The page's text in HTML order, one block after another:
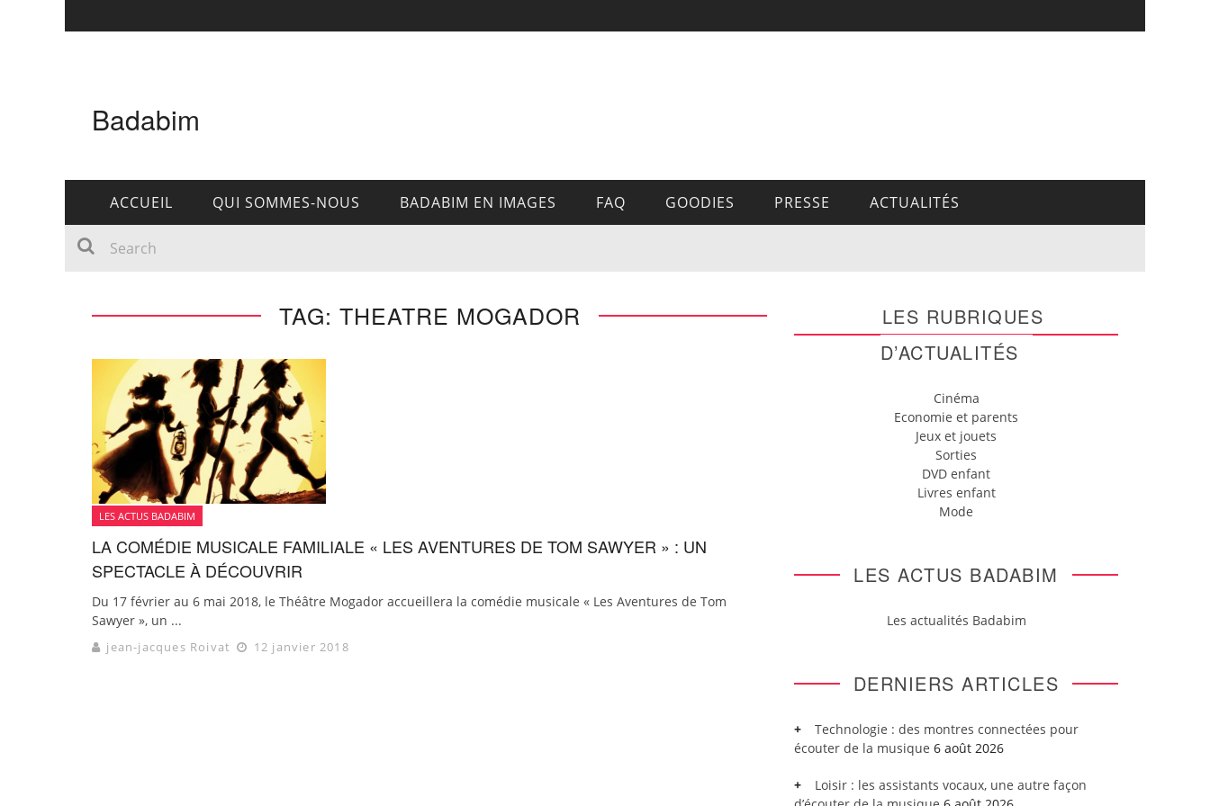
Badabim
ACCUEIL QUI SOMMES-NOUS BADABIM EN IMAGES FAQ GOODIES PRESSE ACTUALITÉS
TAG: THEATRE MOGADOR
LES ACTUS BADABIM
LA COMÉDIE MUSICALE FAMILIALE « LES AVENTURES DE TOM SAWYER » : UN
SPECTACLE À DÉCOUVRIR
Du 17 février au 6 mai 2018, le Théâtre Mogador accueillera la comédie musicale « Les Aventures de Tom
Sawyer », un ...
jean-jacques Roivat 12 janvier 2018
LES RUBRIQUES
D’ACTUALITÉS
Cinéma
Economie et parents
Jeux et jouets
Sorties
DVD enfant
Livres enfant
Mode
LES ACTUS BADABIM
Les actualités Badabim
DERNIERS ARTICLES
Technologie : des montres connectées pour
écouter de la musique 6 août 2026
Loisir : les assistants vocaux, une autre façon